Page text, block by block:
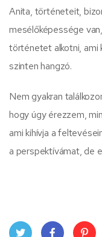
Anita, történeteit,
mesélőképessége
történetet alkotni, ami
szinten hangzó.
Nem gyakran
hogy úgy érezzem,
ami kihívja a
a perspektívámat, de